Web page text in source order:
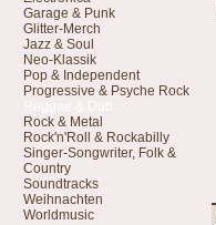
Garage & Punk
Glitter-Merch
Jazz & Soul
Neo-Klassik
Pop & Independent
Progressive & Psyche Rock
Rock & Metal
Rock'n'Roll & Rockabilly
Singer-Songwriter, Folk &
Country
Soundtracks
Weihnachten
Worldmusic